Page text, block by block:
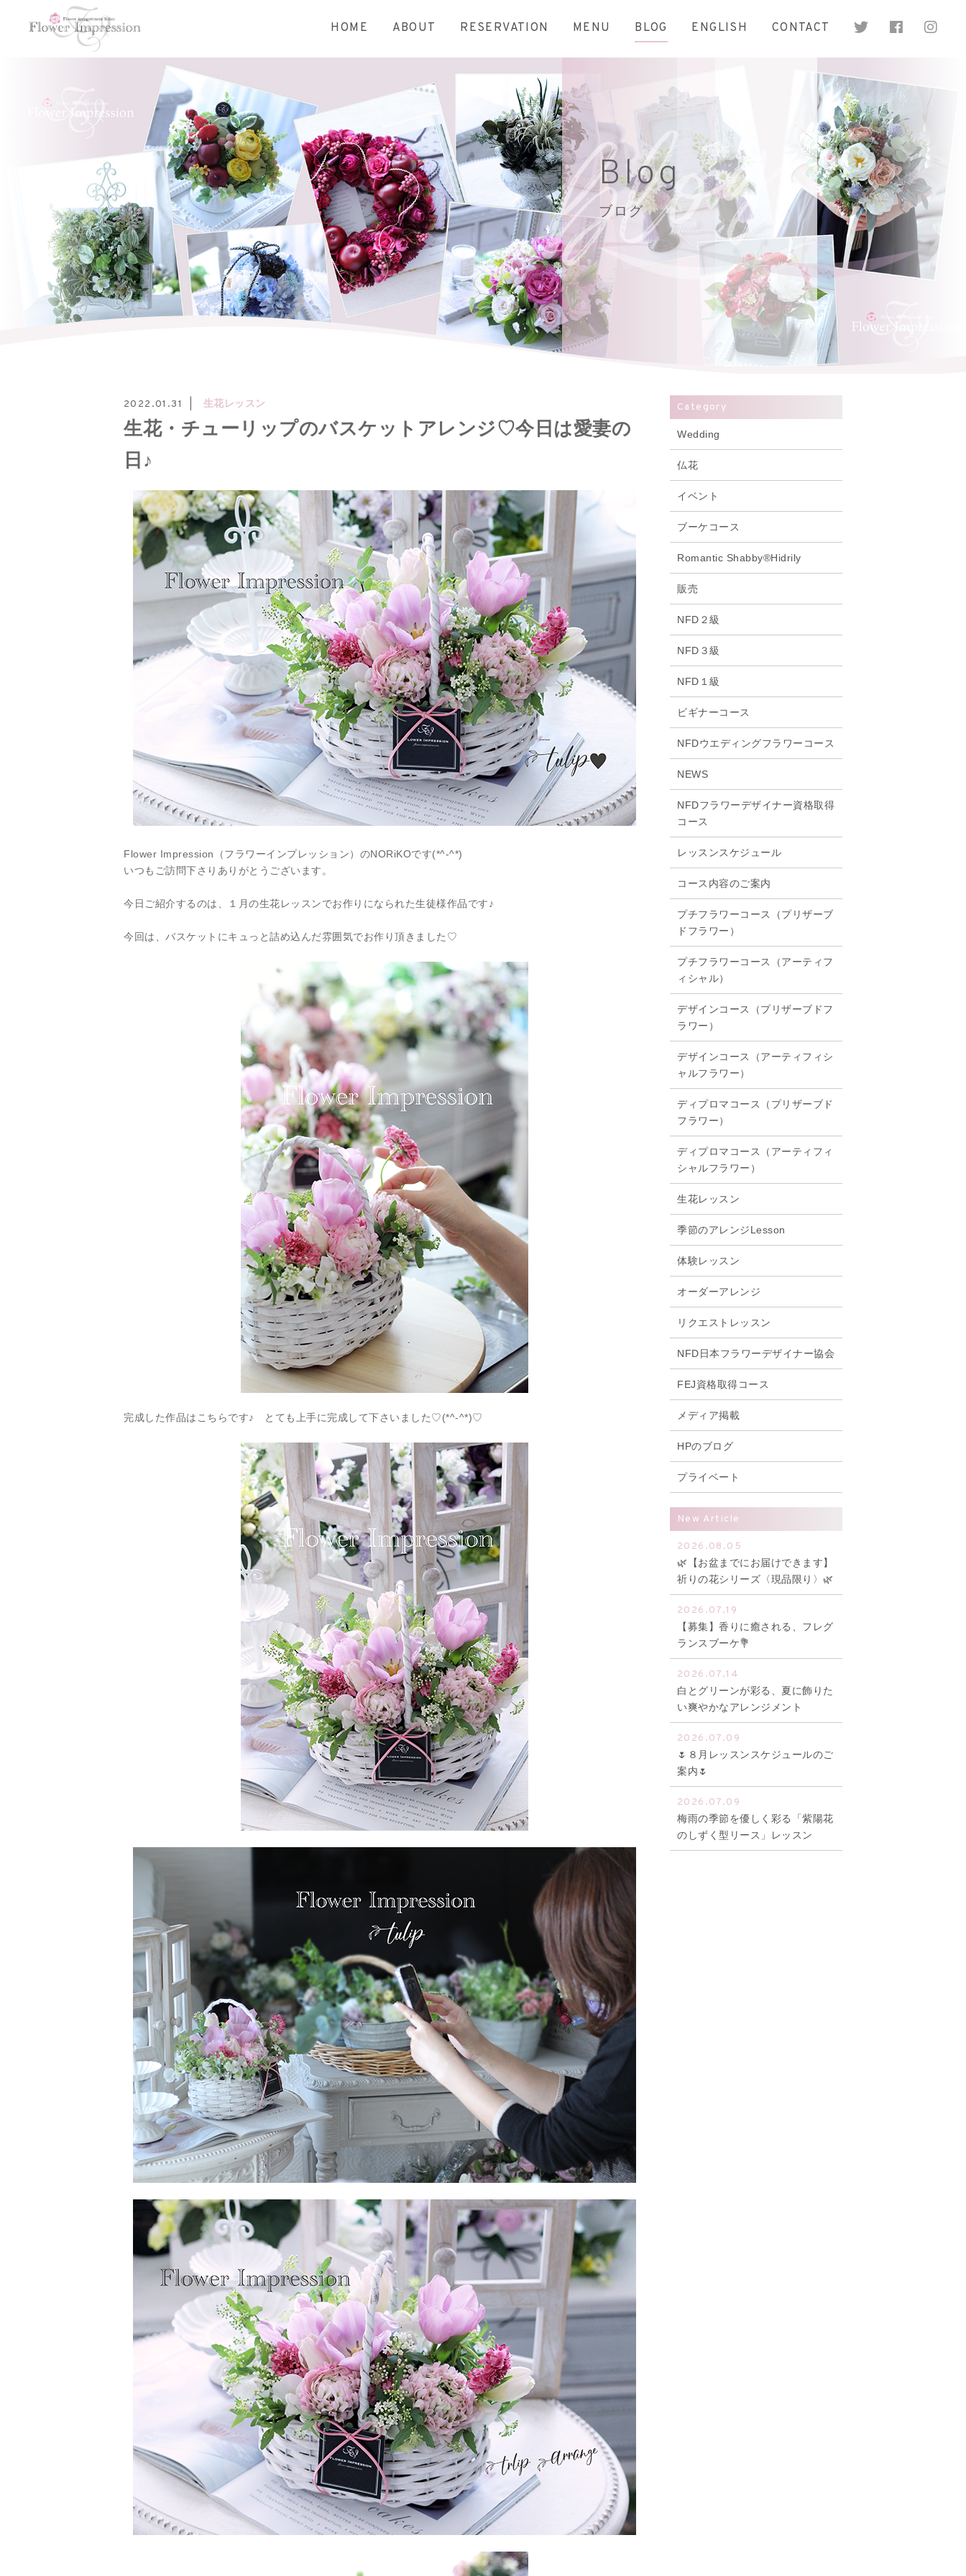
HOME ABOUT RESERVATION MENU BLOG ENGLISH CONTACT
Blog
ブログ
2022.01.31 生花レッスン
生花・チューリップのバスケットアレンジ♡今日は愛妻の
日♪
Flower Impression（フラワーインプレッション）のNORiKOです(*^-^*)
いつもご訪問下さりありがとうございます。
今日ご紹介するのは、１月の生花レッスンでお作りになられた生徒様作品です♪
今回は、バスケットにキュっと詰め込んだ雰囲気でお作り頂きました♡
完成した作品はこちらです♪ とても上手に完成して下さいました♡(*^-^*)♡
Category
Wedding
仏花
イベント
ブーケコース
Romantic Shabby®Hidrily
販売
NFD２級
NFD３級
NFD１級
ビギナーコース
NFDウエディングフラワーコース
NEWS
NFDフラワーデザイナー資格取得
コース
レッスンスケジュール
コース内容のご案内
プチフラワーコース（プリザーブ
ドフラワー）
プチフラワーコース（アーティフ
ィシャル）
デザインコース（プリザーブドフ
ラワー）
デザインコース（アーティフィシ
ャルフラワー）
ディプロマコース（プリザーブド
フラワー）
ディプロマコース（アーティフィ
シャルフラワー）
生花レッスン
季節のアレンジLesson
体験レッスン
オーダーアレンジ
リクエストレッスン
NFD日本フラワーデザイナー協会
FEJ資格取得コース
メディア掲載
HPのブログ
プライベート
New Article
2026.08.05
🌿【お盆までにお届けできます】
祈りの花シリーズ〈現品限り〉🌿
2026.07.19
【募集】香りに癒される、フレグ
ランスブーケ💐
2026.07.14
白とグリーンが彩る、夏に飾りた
い爽やかなアレンジメント
2026.07.09
🌷８月レッスンスケジュールのご
案内🌷
2026.07.09
梅雨の季節を優しく彩る「紫陽花
のしずく型リース」レッスン